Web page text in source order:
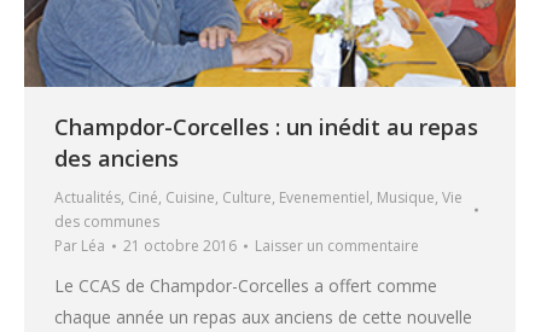
Champdor-Corcelles : un inédit au repas
des anciens
Actualités, Ciné, Cuisine, Culture, Evenementiel, Musique, Vie
des communes
Par Léa 21 octobre 2016 Laisser un commentaire
Le CCAS de Champdor-Corcelles a offert comme
chaque année un repas aux anciens de cette nouvelle